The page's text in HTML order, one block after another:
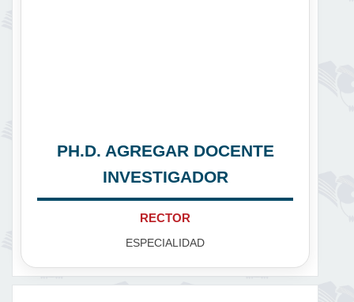
PH.D. AGREGAR DOCENTE
INVESTIGADOR
RECTOR
ESPECIALIDAD